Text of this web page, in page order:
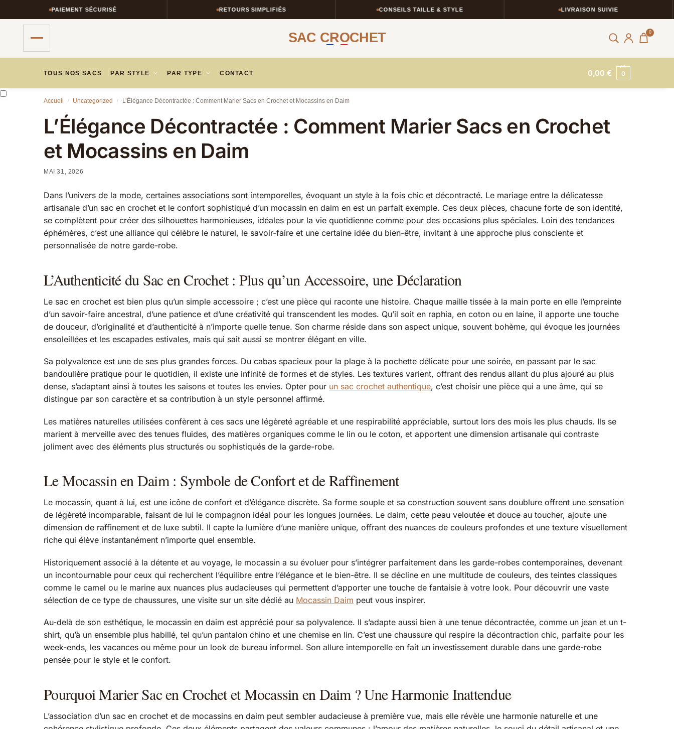
PAIEMENT SÉCURISÉ RETOURS SIMPLIFIÉS CONSEILS TAILLE & STYLE LIVRAISON SUIVIE
SAC CROCHET 0
TOUS NOS SACS PAR STYLE PAR TYPE CONTACT 0,00€ 0
Accueil / Uncategorized / L’Élégance Décontractée : Comment Marier Sacs en Crochet et Mocassins en Daim
L’Élégance Décontractée : Comment Marier Sacs en Crochet
et Mocassins en Daim
MAI 31, 2026
Dans l’univers de la mode, certaines associations sont intemporelles, évoquant un style à la fois chic et décontracté. Le mariage entre la délicatesse
artisanale d’un sac en crochet et le confort sophistiqué d’un mocassin en daim en est un parfait exemple. Ces deux pièces, chacune forte de son identité,
se complètent pour créer des silhouettes harmonieuses, idéales pour la vie quotidienne comme pour des occasions plus spéciales. Loin des tendances
éphémères, c’est une alliance qui célèbre le naturel, le savoir-faire et une certaine idée du bien-être, invitant à une approche plus consciente et
personnalisée de notre garde-robe.
L’Authenticité du Sac en Crochet : Plus qu’un Accessoire, une Déclaration
Le sac en crochet est bien plus qu’un simple accessoire ; c’est une pièce qui raconte une histoire. Chaque maille tissée à la main porte en elle l’empreinte
d’un savoir-faire ancestral, d’une patience et d’une créativité qui transcendent les modes. Qu’il soit en raphia, en coton ou en laine, il apporte une touche
de douceur, d’originalité et d’authenticité à n’importe quelle tenue. Son charme réside dans son aspect unique, souvent bohème, qui évoque les journées
ensoleillées et les escapades estivales, mais qui sait aussi se montrer élégant en ville.
Sa polyvalence est une de ses plus grandes forces. Du cabas spacieux pour la plage à la pochette délicate pour une soirée, en passant par le sac
bandoulière pratique pour le quotidien, il existe une infinité de formes et de styles. Les textures varient, offrant des rendus allant du plus ajouré au plus
dense, s’adaptant ainsi à toutes les saisons et toutes les envies. Opter pour un sac crochet authentique, c’est choisir une pièce qui a une âme, qui se
distingue par son caractère et sa contribution à un style personnel affirmé.
Les matières naturelles utilisées confèrent à ces sacs une légèreté agréable et une respirabilité appréciable, surtout lors des mois les plus chauds. Ils se
marient à merveille avec des tenues fluides, des matières organiques comme le lin ou le coton, et apportent une dimension artisanale qui contraste
joliment avec des éléments plus structurés ou sophistiqués de la garde-robe.
Le Mocassin en Daim : Symbole de Confort et de Raffinement
Le mocassin, quant à lui, est une icône de confort et d’élégance discrète. Sa forme souple et sa construction souvent sans doublure offrent une sensation
de légèreté incomparable, faisant de lui le compagnon idéal pour les longues journées. Le daim, cette peau veloutée et douce au toucher, ajoute une
dimension de raffinement et de luxe subtil. Il capte la lumière d’une manière unique, offrant des nuances de couleurs profondes et une texture visuellement
riche qui élève instantanément n’importe quel ensemble.
Historiquement associé à la détente et au voyage, le mocassin a su évoluer pour s’intégrer parfaitement dans les garde-robes contemporaines, devenant
un incontournable pour ceux qui recherchent l’équilibre entre l’élégance et le bien-être. Il se décline en une multitude de couleurs, des teintes classiques
comme le camel ou le marine aux nuances plus audacieuses qui permettent d’apporter une touche de fantaisie à votre look. Pour découvrir une vaste
sélection de ce type de chaussures, une visite sur un site dédié au Mocassin Daim peut vous inspirer.
Au-delà de son esthétique, le mocassin en daim est apprécié pour sa polyvalence. Il s’adapte aussi bien à une tenue décontractée, comme un jean et un t-
shirt, qu’à un ensemble plus habillé, tel qu’un pantalon chino et une chemise en lin. C’est une chaussure qui respire la décontraction chic, parfaite pour les
week-ends, les vacances ou même pour un look de bureau informel. Son allure intemporelle en fait un investissement durable dans une garde-robe
pensée pour le style et le confort.
Pourquoi Marier Sac en Crochet et Mocassin en Daim ? Une Harmonie Inattendue
L’association d’un sac en crochet et de mocassins en daim peut sembler audacieuse à première vue, mais elle révèle une harmonie naturelle et une